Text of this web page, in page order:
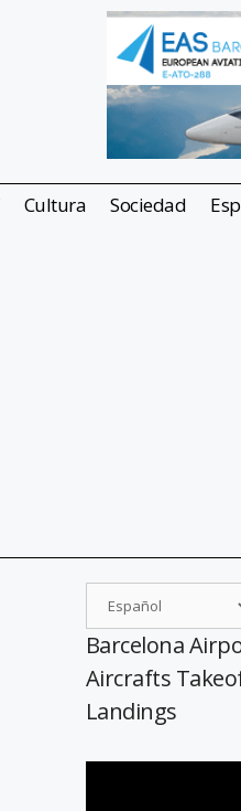
Cultura Sociedad
Barcelona
Aircrafts
Landings